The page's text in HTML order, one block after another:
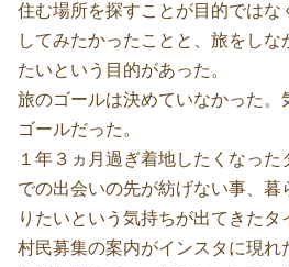
住む場所を探すことが目的ではな
してみたかったことと、旅をしな
たいという目的があった。
旅のゴールは決めていなかった。
ゴールだった。
１年３ヵ月過ぎ着地したくなっ
での出会いの先が紡げない事、暮
りたいという気持ちが出てきた
村民募集の案内がインスタに現れ